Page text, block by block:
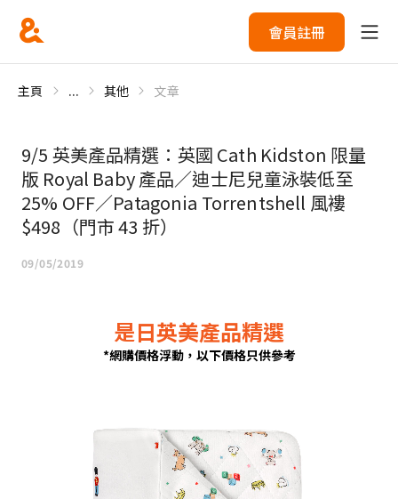
會員註冊
主頁 ... 其他 文章
9/5 英美產品精選：英國 Cath Kidston 限量
版 Royal Baby 產品／迪士尼兒童泳裝低至
25% OFF／Patagonia Torrentshell 風褸
$498（門市 43 折）
09/05/2019
是日英美產品精選
*網購價格浮動，以下價格只供參考